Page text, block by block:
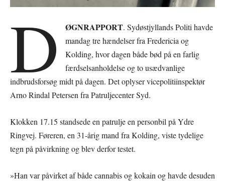
D ØGNRAPPORT. Sydøstjyllands Politi havde
mandag tre hændelser fra Fredericia og
Kolding, hvor dagen både bød på en farlig
færdselsanholdelse og to usædvanlige
indbrudsforsøg midt på dagen. Det oplyser vicepolitiinspektør
Arno Rindal Petersen fra Patruljecenter Syd.
Klokken 17.15 standsede en patrulje en personbil på Ydre
Ringvej. Føreren, en 31-årig mand fra Kolding, viste tydelige
tegn på påvirkning og blev derfor testet.
»Han var påvirket af både cannabis og kokain og havde desuden